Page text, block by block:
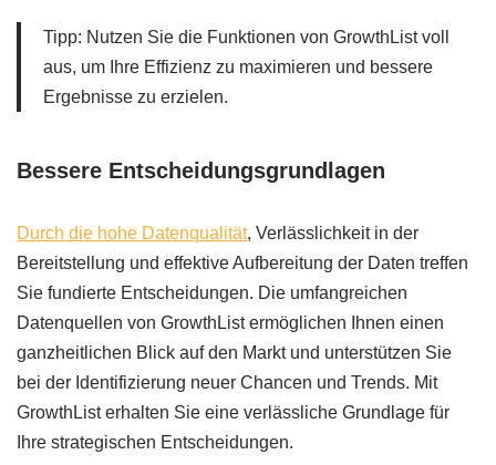
Tipp: Nutzen Sie die Funktionen von GrowthList voll
aus, um Ihre Effizienz zu maximieren und bessere
Ergebnisse zu erzielen.
Bessere Entscheidungsgrundlagen
Durch die hohe Datenqualität, Verlässlichkeit in der
Bereitstellung und effektive Aufbereitung der Daten treffen
Sie fundierte Entscheidungen. Die umfangreichen
Datenquellen von GrowthList ermöglichen Ihnen einen
ganzheitlichen Blick auf den Markt und unterstützen Sie
bei der Identifizierung neuer Chancen und Trends. Mit
GrowthList erhalten Sie eine verlässliche Grundlage für
Ihre strategischen Entscheidungen.